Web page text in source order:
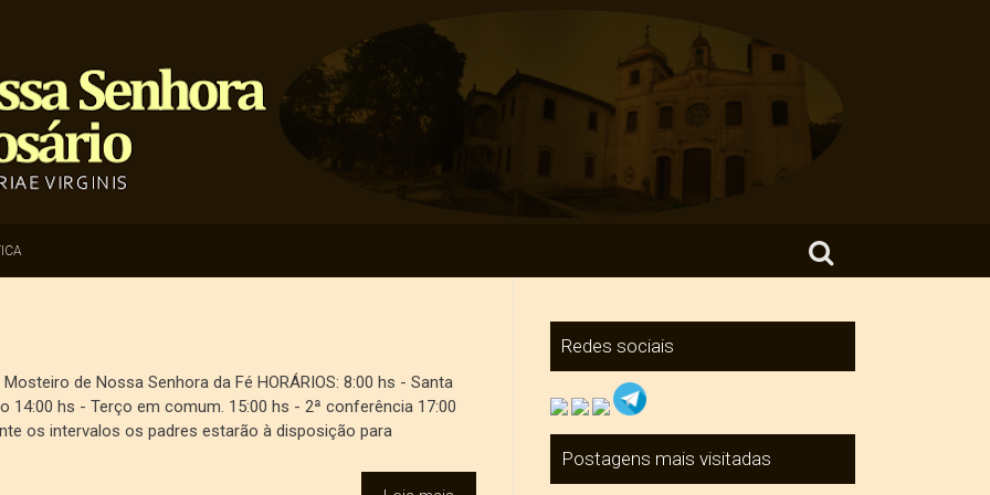
Search for:
de Nossa Senhora da Fé HORÁRIOS: 8:00 hs - Santa
hs - Terço em comum. 15:00 hs - 2ª conferência 17:00
os intervalos os padres estarão à disposição para
Redes sociais
Postagens mais visitadas